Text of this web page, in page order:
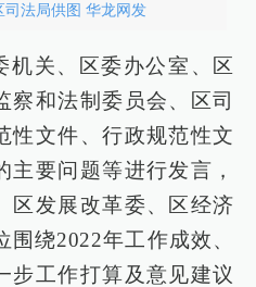
法局供图 华龙网发
机关、区委办公室、区
察和法制委员会、区司
性文件、行政规范性文
要问题等进行发言，
区发展改革委、区经济
绕2022年工作成效、
步工作打算及意见建议